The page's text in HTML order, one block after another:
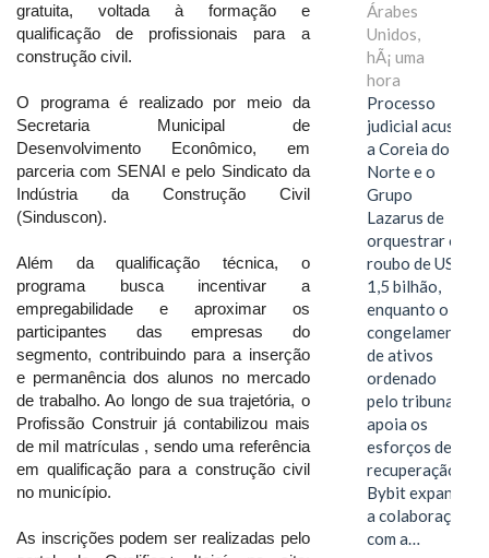
gratuita, voltada à formação e
qualificação de profissionais para a
construção civil.
O programa é realizado por meio da
Secretaria Municipal de
Desenvolvimento Econômico, em
parceria com SENAI e pelo Sindicato da
Indústria da Construção Civil
(Sinduscon).
Além da qualificação técnica, o
programa busca incentivar a
empregabilidade e aproximar os
participantes das empresas do
segmento, contribuindo para a inserção
e permanência dos alunos no mercado
de trabalho. Ao longo de sua trajetória, o
Profissão Construir já contabilizou mais
de mil matrículas , sendo uma referência
em qualificação para a construção civil
no município.
As inscrições podem ser realizadas pelo
Árabes
Unidos,
hÃ¡ uma
hora
Processo
judicial acusa
a Coreia do
Norte e o
Grupo
Lazarus de
orquestrar o
roubo de US$
1,5 bilhão,
enquanto o
congelamento
de ativos
ordenado
pelo tribunal
apoia os
esforços de
recuperação e
Bybit expande
a colaboração
com a…